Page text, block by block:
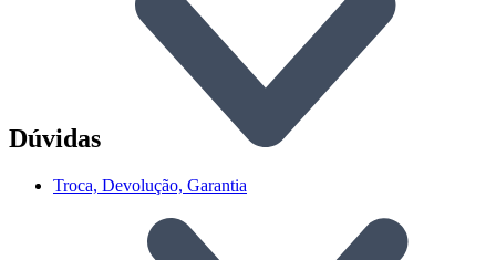
Dúvidas
Troca, Devolução, Garantia